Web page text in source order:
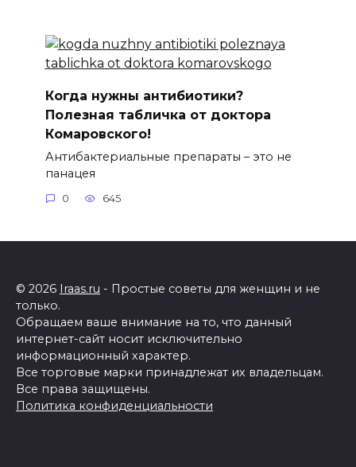
Когда нужны антибиотики?
Полезная табличка от доктора
Комаровского!
Антибактериальные препараты – это не
панацея
0 645
© 2026 Iraas.ru - Простые советы для женщин и не
только.
Обращаем ваше внимание на то, что данный
интернет-сайт носит исключительно
информационный характер.
Все торговые марки принадлежат их владельцам.
Все права защищены.
Политика конфиденциальности